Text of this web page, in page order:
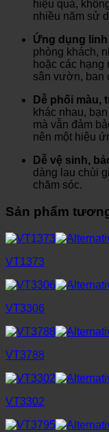
hiệu quả,
nhiều năm sử
Ứng dụng linh
phòng khách,
hoặc các
sân vườn, ban
Dễ phối màu,
khác nhau,
mà vẫn đảm
nên một hiệu
Dễ vệ sinh,
dàng lau chùi
chăm sóc.
Sản phẩm
VT1373
VT3306
VT3788
VT3302